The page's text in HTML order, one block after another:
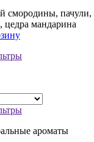
смородины,
цедра мандарина
ароматы